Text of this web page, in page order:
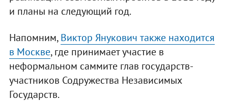
и планы на следующий год.
Напомним,Виктор Янукович также находится
в Москве, где принимает участие в
неформальном саммите глав государств-
участников Содружества Независимых
Государств.